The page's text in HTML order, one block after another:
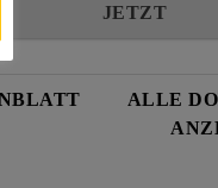
JETZT
ALLE